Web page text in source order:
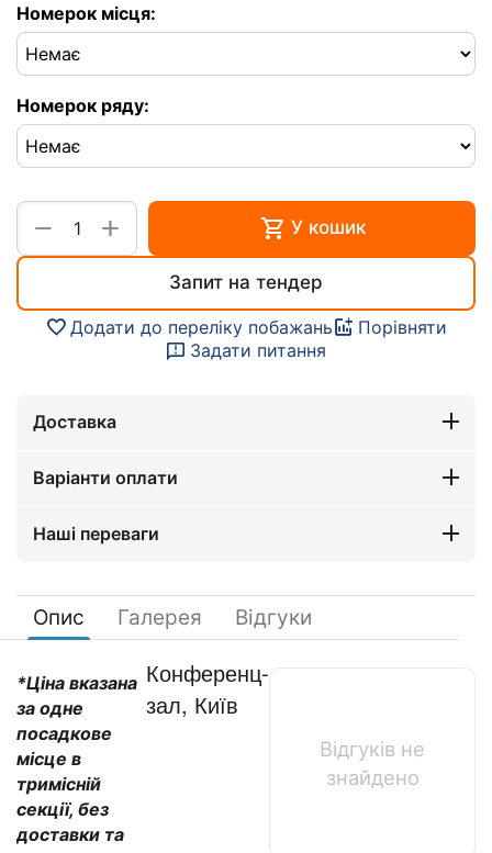
Номерок місця:
Номерок ряду:
+
− У кошик
Запит на тендер
Додати до переліку побажань
Порівняти
Задати питання
Доставка
Варіанти оплати
Наші переваги
Опис Галерея Відгуки
*Ціна вказана
за одне
посадкове
місце в
тримісній
секції, без
доставки та
Конференц-
зал, Київ
Відгуків не
знайдено